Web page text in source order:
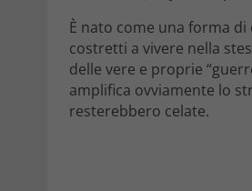
È nato come una forma
costretti a vivere nella
delle vere e proprie
amplifica ovviamente lo
resterebbero celate.